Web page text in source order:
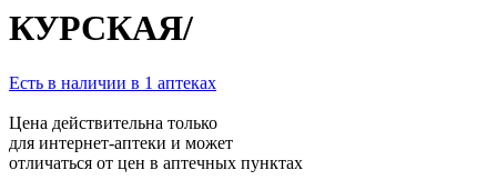
КУРСКАЯ/
Есть в наличии в 1 аптеках
Цена действительна только
для интернет-аптеки и может
отличаться от цен в аптечных пунктах